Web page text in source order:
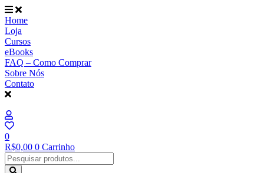
Ir
para
o
conteúdo
Home
Loja
Cursos
eBooks
FAQ – Como Comprar
Sobre Nós
Contato
0
R$0,00 0 Carrinho
Pesquisar
...